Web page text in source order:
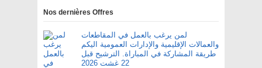
Nos dernières Offres
لمن يرغب بالعمل في المقاطعات
والعمالات الإقليمية والإدارات العمومية اليكم
طريقة المشاركة في المباراة. الترشيح قبل
22 غشت 2026